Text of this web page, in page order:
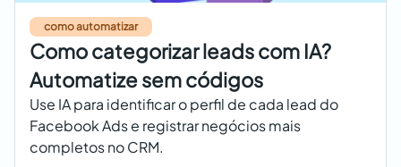
como automatizar
Como categorizar leads com IA?
Automatize sem códigos
Use IA para identificar o perfil de cada lead do
Facebook Ads e registrar negócios mais
completos no CRM.